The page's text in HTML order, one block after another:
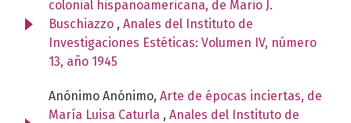
colonial hispanoamericana, de Mario J.
Buschiazzo , Anales del Instituto de
Investigaciones Estéticas: Volumen IV, número
13, año 1945
Anónimo Anónimo, Arte de épocas inciertas, de
María Luisa Caturla , Anales del Instituto de